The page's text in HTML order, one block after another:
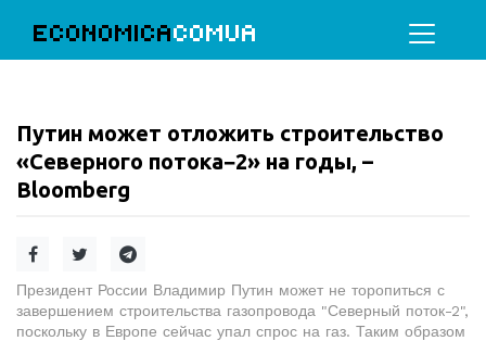
ECONOMICACOMUA
Путин может отложить строительство
«Северного потока−2» на годы, –
Bloomberg
Президент России Владимир Путин может не торопиться с
завершением строительства газопровода "Северный поток-2",
поскольку в Европе сейчас упал спрос на газ. Таким образом